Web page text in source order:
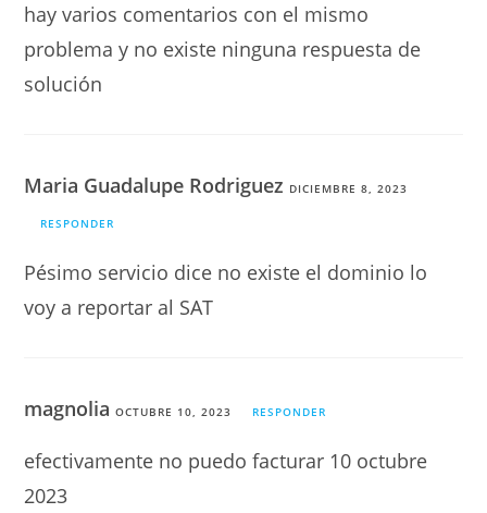
hay varios comentarios con el mismo
problema y no existe ninguna respuesta de
solución
Maria Guadalupe Rodriguez DICIEMBRE 8, 2023
RESPONDER
Pésimo servicio dice no existe el dominio lo
voy a reportar al SAT
magnoliaOCTUBRE 10, 2023 RESPONDER
efectivamente no puedo facturar 10 octubre
2023